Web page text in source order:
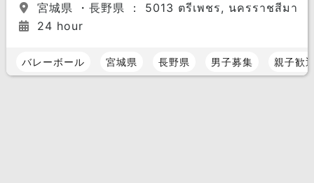
宮城県 ・長野県 ： 5013 ตรีเพชร, นครราชสีมา
24 hour
バレーボール 宮城県 長野県 男子募集 親子歓